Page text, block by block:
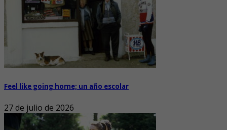
Feel like going home; un año escolar
27 de julio de 2026